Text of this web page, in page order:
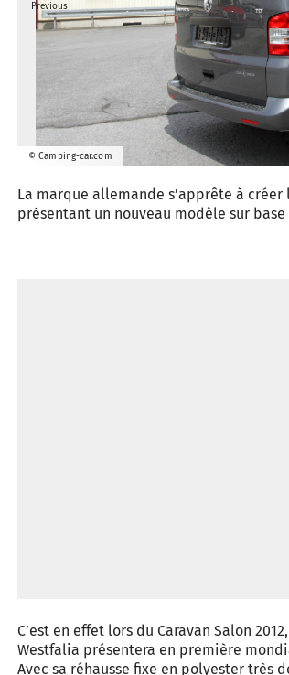
Previous
© Camping-car.com
La marque allemande s’apprête à
présentant un nouveau modèle sur base
C’est en effet lors du Caravan Salon
Westfalia présentera en première
Avec sa réhausse fixe en polyester très